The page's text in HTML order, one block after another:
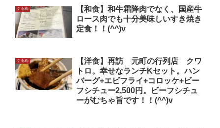
ぐるめ
【和食】和牛霜降肉でなく、国産牛
ロース肉でも十分美味しいすき焼き
定食！！(^^)v
ぐるめ
【洋食】再訪 元町の行列店 クワ
トロ。幸せなランチKセット。ハン
バーグ+エビフライ+コロッケ+ビー
フシチュー2,500円。ビーフシチュ
ーがむちゃ旨です！！(^^)v